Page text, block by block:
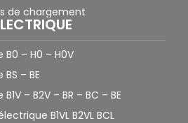
de chargement
– H0 – H0V
– BE
– B2V – BR – BC – BE
B1VL B2VL BCL